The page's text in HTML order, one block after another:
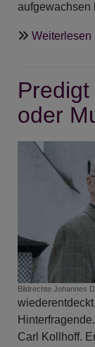
aufgewachsen
Weiterlesen
oder
Bildrechte Johannes
Carl Kollhoff.